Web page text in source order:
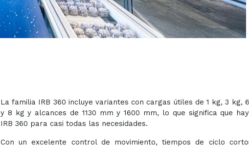
La familia IRB 360 incluye variantes con cargas útiles de 1 kg, 3 kg,
y 8 kg y alcances de 1130 mm y 1600 mm, lo que significa que
IRB 360 para casi todas las necesidades.
Con un excelente control de movimiento, tiempos de ciclo